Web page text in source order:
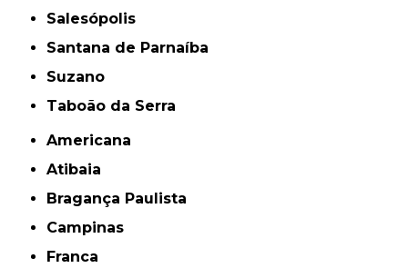
Salesópolis
Santana de Parnaíba
Suzano
Taboão da Serra
Americana
Atibaia
Bragança Paulista
Campinas
Franca